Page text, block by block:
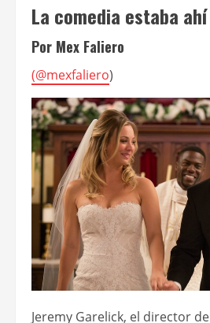
La comedia estaba ahí
Por Mex Faliero
(@mexfaliero)
Jeremy Garelick, el director de